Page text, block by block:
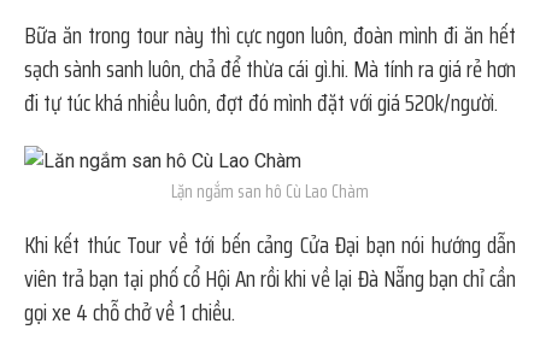
Bữa ăn trong tour này thì cực ngon luôn, đoàn mình đi ăn hết
sạch sành sanh luôn, chả để thừa cái gì.hi. Mà tính ra giá rẻ hơn
đi tự túc khá nhiều luôn, đợt đó mình đặt với giá 520k/người.
Lặn ngắm san hô Cù Lao Chàm
Khi kết thúc Tour về tới bến cảng Cửa Đại bạn nói hướng dẫn
viên trả bạn tại phố cổ Hội An rồi khi về lại Đà Nẵng bạn chỉ cần
gọi xe 4 chỗ chở về 1 chiều.